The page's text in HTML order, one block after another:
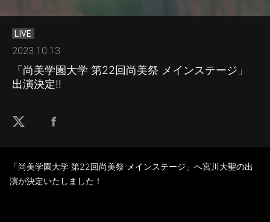
LIVE
2023.10.13
「尚美学園大学 第22回尚美祭 メインステージ」
出演決定‼︎
「尚美学園大学 第22回尚美祭 メインステージ」へ宮川大聖の出
演が決定いたしました！